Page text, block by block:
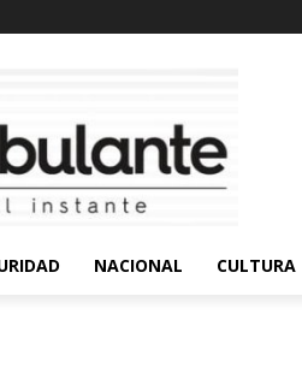
NACIONAL CULTURA